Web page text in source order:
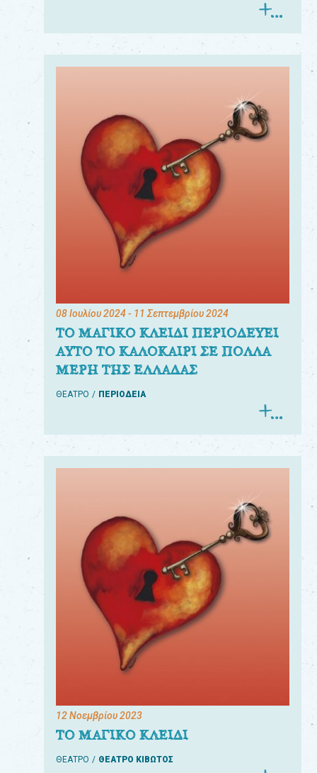
08 Ιουλίου 2024- 11 Σεπτεμβρίου 2024
ΤΟ ΜΑΓΙΚΟ ΚΛΕΙΔΙ ΠΕΡΙΟΔΕΥΕΙ
ΑΥΤΟ ΤΟ ΚΑΛΟΚΑΙΡΙ ΣΕ ΠΟΛΛΑ
ΜΕΡΗ ΤΗΣ ΕΛΛΑΔΑΣ
ΘΕΑΤΡΟ ΠΕΡΙΟΔΕΙΑ
12 Νοεμβρίου 2023
ΤΟ ΜΑΓΙΚΟ ΚΛΕΙΔΙ
ΘΕΑΤΡΟ ΘΕΑΤΡΟ ΚΙΒΩΤΟΣ